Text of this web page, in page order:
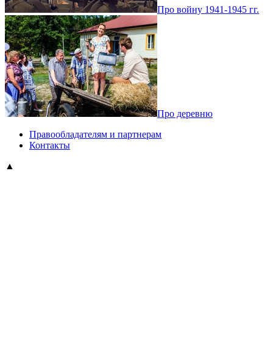
Про войну 1941-1945 гг.
Про деревню
Правообладателям и партнерам
Контакты
▲